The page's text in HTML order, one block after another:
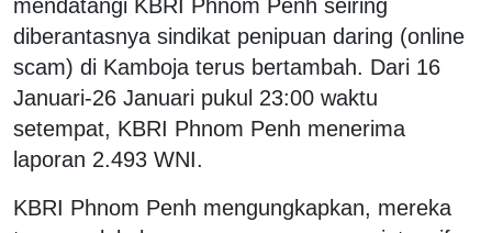
mendatangi KBRI Phnom Penh seiring
diberantasnya sindikat penipuan daring (online
scam) di Kamboja terus bertambah. Dari 16
Januari-26 Januari pukul 23:00 waktu
setempat, KBRI Phnom Penh menerima
laporan 2.493 WNI.
KBRI Phnom Penh mengungkapkan, mereka